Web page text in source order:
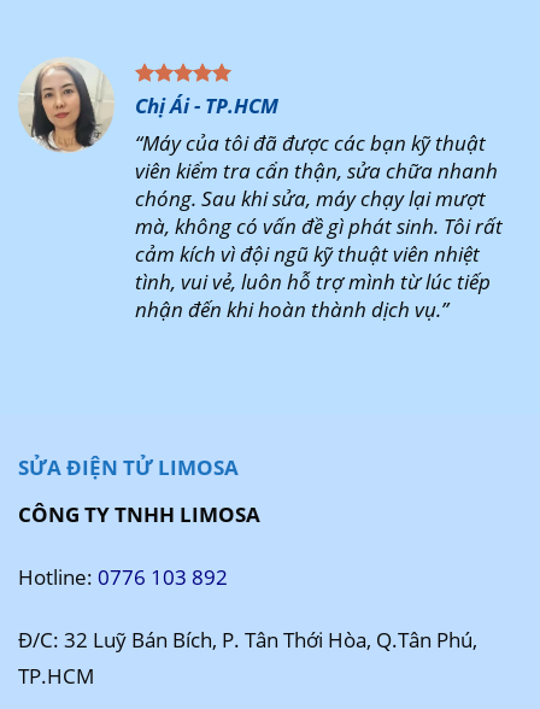
Chị Ái - TP.HCM
“Máy của tôi đã được các bạn kỹ thuật
viên kiểm tra cẩn thận, sửa chữa nhanh
chóng. Sau khi sửa, máy chạy lại mượt
mà, không có vấn đề gì phát sinh. Tôi rất
cảm kích vì đội ngũ kỹ thuật viên nhiệt
tình, vui vẻ, luôn hỗ trợ mình từ lúc tiếp
nhận đến khi hoàn thành dịch vụ.”
SỬA ĐIỆN TỬ LIMOSA
CÔNG TY TNHH LIMOSA
Hotline: 0776 103 892
Đ/C: 32 Luỹ Bán Bích, P. Tân Thới Hòa, Q.Tân Phú,
TP.HCM